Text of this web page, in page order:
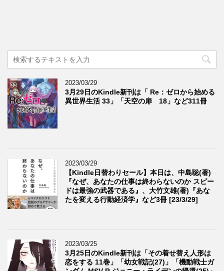
2023/03/29
3月29日のKindle新刊は「 Re：ゼロから始める
異世界生活 33」「天空の扉 18」など311冊
2023/03/29
【Kindle日替わりセール】本日は、中島聡(著)
『なぜ、あなたの仕事は終わらないのか スピー
ドは最強の武器である』、大竹文雄(著)『あな
たを変える行動経済学』など3冊 [23/3/29]
2023/03/25
3月25日のKindle新刊は「その着せ替え人形は
恋をする 11巻」「幼女戦記(27)」「機動戦士ガ